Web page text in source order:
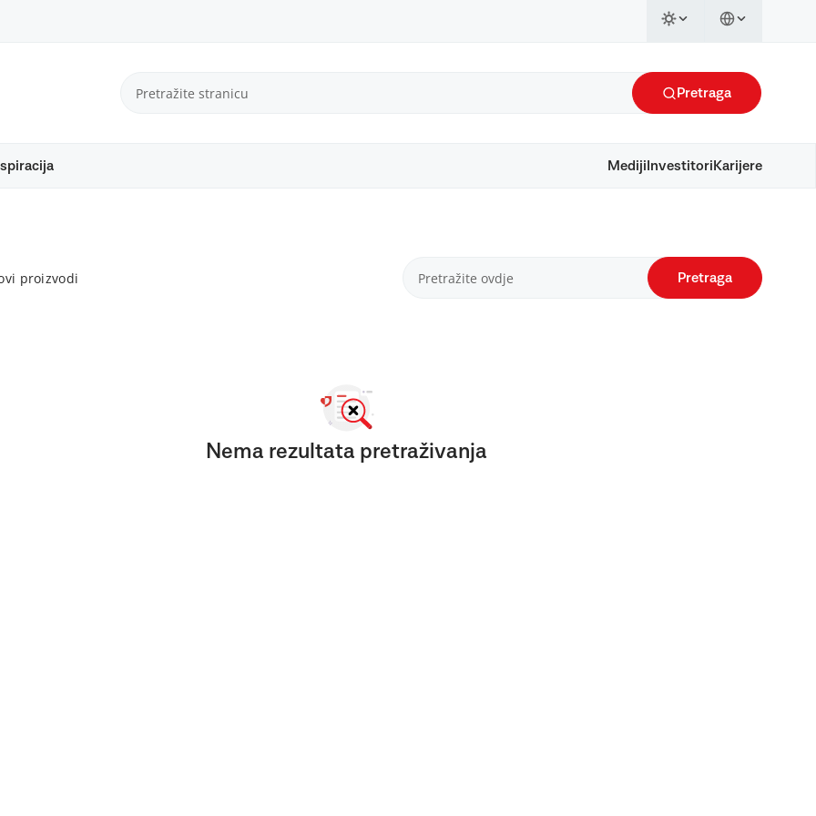
Pretraga
Mediji Investitori Karijere
proizvodi Pretraga
Nema rezultata pretraživanja